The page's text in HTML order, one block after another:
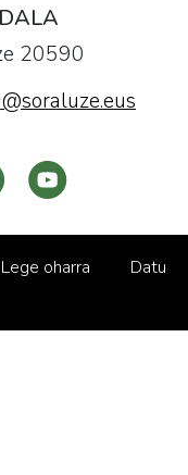
20590
Lege oharra
Datu